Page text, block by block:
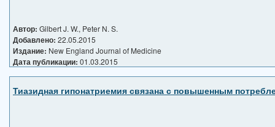
Автор: Gilbert J. W., Peter N. S.
Добавлено: 22.05.2015
Издание: New England Journal of Medicine
Дата публикации: 01.03.2015
Тиазидная гипонатриемия связана с повышенным